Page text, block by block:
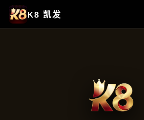
新闻视角
首页 新闻视角